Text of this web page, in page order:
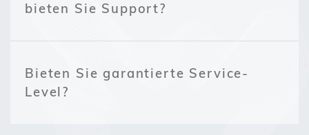
bieten Sie Support?
Bieten Sie garantierte Service-
Level?